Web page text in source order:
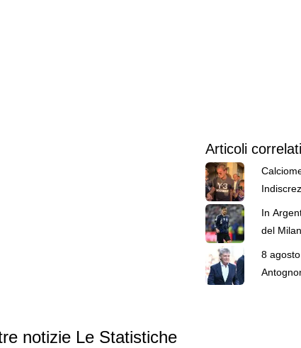
Articoli correlati
In
del
8
notizie Le Statistiche